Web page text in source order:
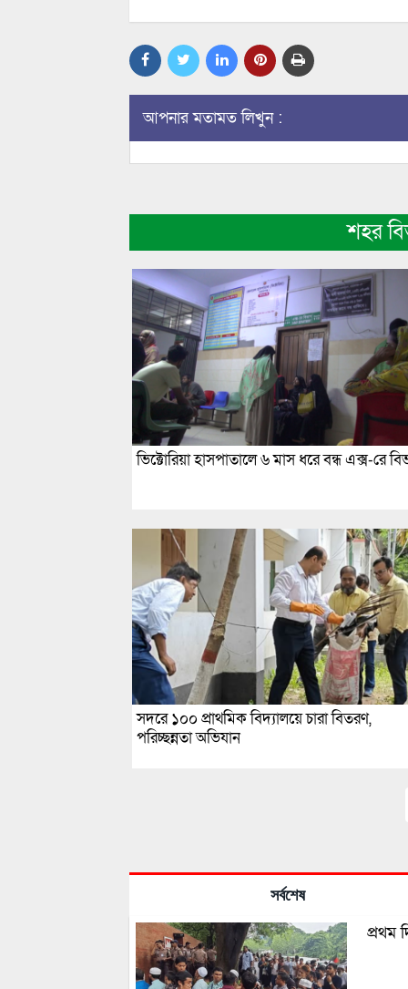
আপনার মতামত লিখুন :
শহর
ভিক্টোরিয়া হাসপাতালে ৬ মাস ধরে বন্ধ এক্স-রে
সদরে ১০০ প্রাথমিক বিদ্যালয়ে চারা বিতরণ,
পরিচ্ছন্নতা অভিযান
সর্বশেষ
প্রথম